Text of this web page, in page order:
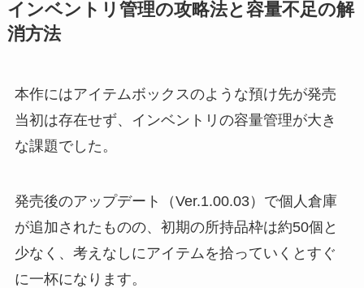
インベントリ管理の攻略法と容量不足の解
消方法
本作にはアイテムボックスのような預け先が発売
当初は存在せず、インベントリの容量管理が大き
な課題でした。
発売後のアップデート（Ver.1.00.03）で個人倉庫
が追加されたものの、初期の所持品枠は約50個と
少なく、考えなしにアイテムを拾っていくとすぐ
に一杯になります。